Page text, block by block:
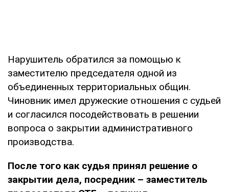
Нарушитель обратился за помощью к
заместителю председателя одной из
объединенных территориальных общин.
Чиновник имел дружеские отношения с судьей
и согласился посодействовать в решении
вопроса о закрытии административного
производства.
После того как судья принял решение о
закрытии дела, посредник – заместитель